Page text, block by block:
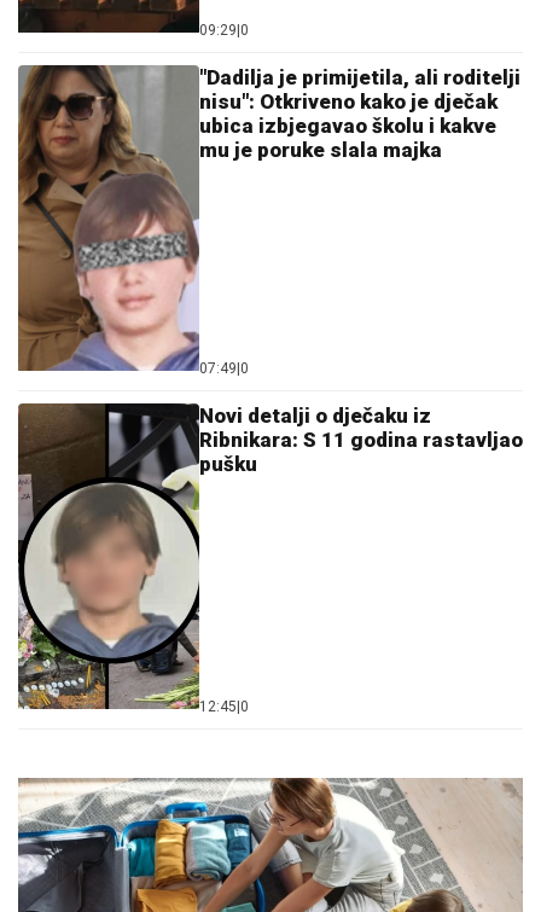
09:29|0
"Dadilja je primijetila, ali roditelji
nisu": Otkriveno kako je dječak
ubica izbjegavao školu i kakve
mu je poruke slala majka
07:49|0
Novi detalji o d‌ječaku iz
Ribnikara: S 11 godina rastavljao
pušku
12:45|0